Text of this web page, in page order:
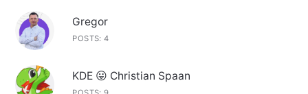
Gregor
POSTS: 4
KDE 😛 Christian Spaan